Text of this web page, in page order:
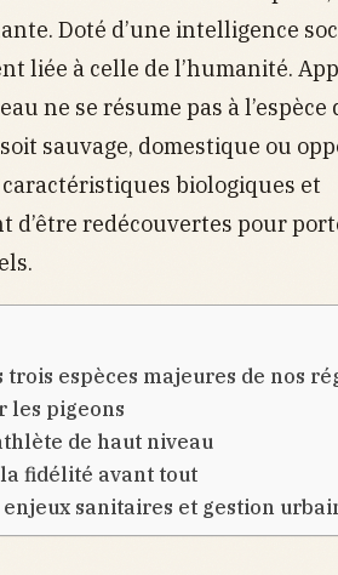
Doté d’une intelligence
liée à celle de l’humanité.
ne se résume pas à l’espèce
sauvage, domestique ou
biologiques et
d’être redécouvertes pour
espèces majeures de nos
les pigeons
de haut niveau
fidélité avant tout
sanitaires et gestion